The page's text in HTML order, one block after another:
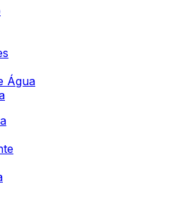
Água